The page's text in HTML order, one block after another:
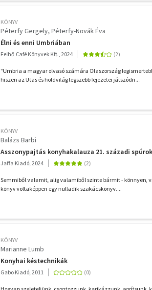
KÖNYV
Péterfy Gergely Péterfy-Novák Éva
Élni és enni Umbriában
Felhő Café Könyvek Kft., 2024
"Umbria a magyar olvasó számára Olaszország
hiszen az Utas és holdvilág legszebb fejezetei játszódn...
KÖNYV
Balázs Barbi
Asszonypajtás konyhakalauza 21. századi
Jaffa Kiadó, 2024
Semmiből valamit, alig valamiből szinte bármit - könnyen,
könyv voltaképpen egy nulladik szakácskönyv....
KÖNYV
Marianne Lumb
Konyhai késtechnikák
Gabo Kiadó, 2011